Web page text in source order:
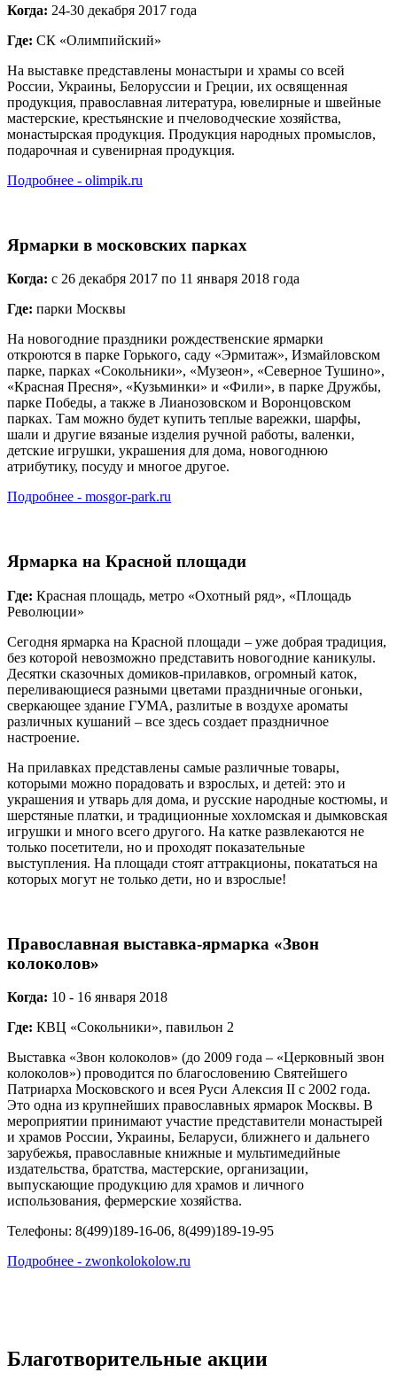
Когда: 24-30 декабря 2017 года
Где: СК «Олимпийский»
На выставке представлены монастыри и храмы со всей
России, Украины, Белоруссии и Греции, их освященная
продукция, православная литература, ювелирные и швейные
мастерские, крестьянские и пчеловодческие хозяйства,
монастырская продукция. Продукция народных промыслов,
подарочная и сувенирная продукция.
Подробнее - olimpik.ru
Ярмарки в московских парках
Когда: с 26 декабря 2017 по 11 января 2018 года
Где: парки Москвы
На новогодние праздники рождественские ярмарки
откроются в парке Горького, саду «Эрмитаж», Измайловском
парке, парках «Сокольники», «Музеон», «Северное Тушино»,
«Красная Пресня», «Кузьминки» и «Фили», в парке Дружбы,
парке Победы, а также в Лианозовском и Воронцовском
парках. Там можно будет купить теплые варежки, шарфы,
шали и другие вязаные изделия ручной работы, валенки,
детские игрушки, украшения для дома, новогоднюю
атрибутику, посуду и многое другое.
Подробнее - mosgor-park.ru
Ярмарка на Красной площади
Где: Красная площадь, метро «Охотный ряд», «Площадь
Революции»
Сегодня ярмарка на Красной площади – уже добрая традиция,
без которой невозможно представить новогодние каникулы.
Десятки сказочных домиков-прилавков, огромный каток,
переливающиеся разными цветами праздничные огоньки,
сверкающее здание ГУМА, разлитые в воздухе ароматы
различных кушаний – все здесь создает праздничное
настроение.
На прилавках представлены самые различные товары,
которыми можно порадовать и взрослых, и детей: это и
украшения и утварь для дома, и русские народные костюмы, и
шерстяные платки, и традиционные хохломская и дымковская
игрушки и много всего другого. На катке развлекаются не
только посетители, но и проходят показательные
выступления. На площади стоят аттракционы, покататься на
которых могут не только дети, но и взрослые!
Православная выставка-ярмарка «Звон
колоколов»
Когда: 10 - 16 января 2018
Где: КВЦ «Сокольники», павильон 2
Выставка «Звон колоколов» (до 2009 года – «Церковный звон
колоколов») проводится по благословению Святейшего
Патриарха Московского и всея Руси Алексия II с 2002 года.
Это одна из крупнейших православных ярмарок Москвы. В
мероприятии принимают участие представители монастырей
и храмов России, Украины, Беларуси, ближнего и дальнего
зарубежья, православные книжные и мультимедийные
издательства, братства, мастерские, организации,
выпускающие продукцию для храмов и личного
использования, фермерские хозяйства.
Телефоны: 8(499)189-16-06, 8(499)189-19-95
Подробнее - zwonkolokolow.ru
Благотворительные акции